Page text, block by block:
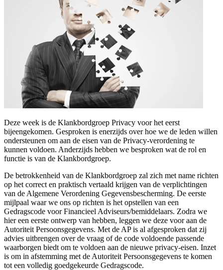
Deze week is de Klankbordgroep Privacy voor het eerst
bijeengekomen. Gesproken is enerzijds over hoe we de leden willen
ondersteunen om aan de eisen van de Privacy-verordening te
kunnen voldoen. Anderzijds hebben we besproken wat de rol en
functie is van de Klankbordgroep.
De betrokkenheid van de Klankbordgroep zal zich met name richten
op het correct en praktisch vertaald krijgen van de verplichtingen
van de Algemene Verordening Gegevensbescherming. De eerste
mijlpaal waar we ons op richten is het opstellen van een
Gedragscode voor Financieel Adviseurs/bemiddelaars. Zodra we
hier een eerste ontwerp van hebben, leggen we deze voor aan de
Autoriteit Persoonsgegevens. Met de AP is al afgesproken dat zij
advies uitbrengen over de vraag of de code voldoende passende
waarborgen biedt om te voldoen aan de nieuwe privacy-eisen. Inzet
is om in afstemming met de Autoriteit Persoonsgegevens te komen
tot een volledig goedgekeurde Gedragscode.